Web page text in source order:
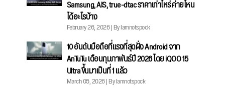
Samsung, AIS, true-dtac ราคาเท่าไหร่ ค่ายไหน
ได้อะไรบ้าง
February 26, 2026 | By Iamnotspock
10 อันดับมือถือที่แรงที่สุดฝั่ง Android จาก
AnTuTu เดือนกุมภาพันธ์ปี 2026 โดย iQOO 15
Ultra ขึ้นมาเป็นที่ 1 แล้ว
March 05, 2026 | By Iamnotspock